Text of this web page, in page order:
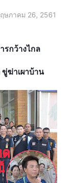
ษภาคม 26, 2561
รกว้างไกล
ฆ่าเผาบ้าน